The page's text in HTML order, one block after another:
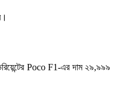
Poco F1-এর দাম ২৯,৯৯৯